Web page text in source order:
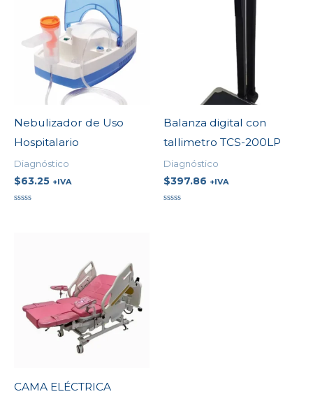
Nebulizador de Uso
Hospitalario
Diagnóstico
$63.25 +IVA
Balanza digital con
tallimetro TCS-200LP
Diagnóstico
$397.86 +IVA
CAMA ELÉCTRICA